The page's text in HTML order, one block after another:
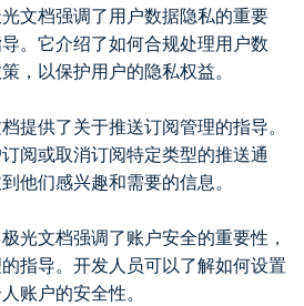
文档强调了用户数据隐私的重要
。它介绍了如何合规处理用户数
，以保护用户的隐私权益。
提供了关于推送订阅管理的指导。
阅或取消订阅特定类型的推送通
他们感兴趣和需要的信息。
光文档强调了账户安全的重要性，
指导。开发人员可以了解如何设置
账户的安全性。